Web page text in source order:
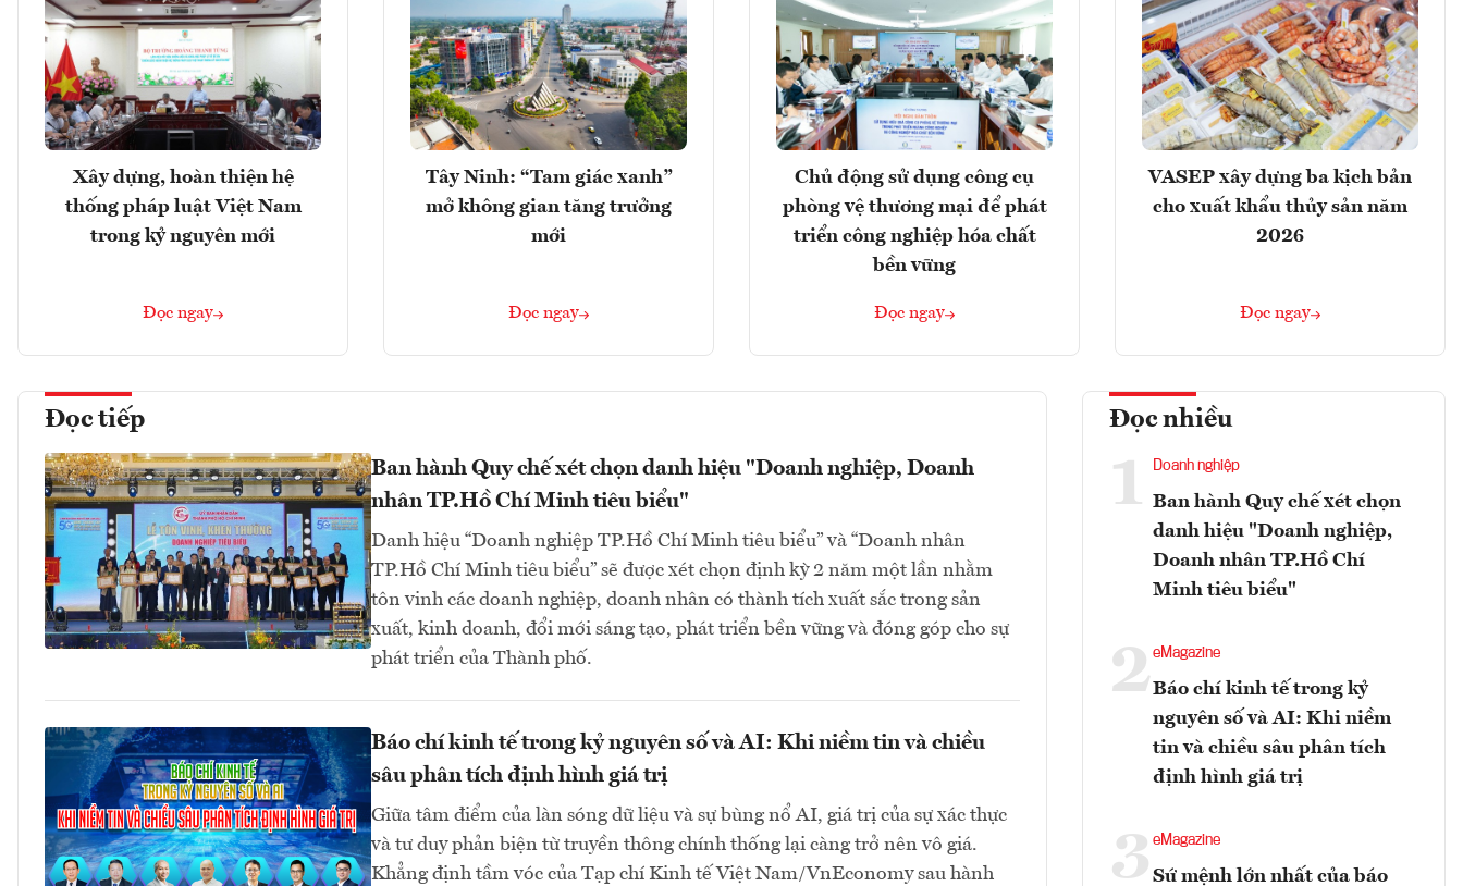
Xây dựng, hoàn thiện hệ
thống pháp luật Việt Nam
trong kỷ nguyên mới
Đọc ngay
Tây Ninh: “Tam giác xanh”
mở không gian tăng trưởng
mới
Đọc ngay
Chủ động sử dụng công cụ
phòng vệ thương mại để phát
triển công nghiệp hóa chất
bền vững
Đọc ngay
VASEP xây dựng ba kịch bản
cho xuất khẩu thủy sản năm
2026
Đọc ngay
Đọc tiếp
Ban hành Quy chế xét chọn danh hiệu "Doanh nghiệp, Doanh
nhân TP.Hồ Chí Minh tiêu biểu"
Danh hiệu “Doanh nghiệp TP.Hồ Chí Minh tiêu biểu” và “Doanh nhân
TP.Hồ Chí Minh tiêu biểu” sẽ được xét chọn định kỳ 2 năm một lần nhằm
tôn vinh các doanh nghiệp, doanh nhân có thành tích xuất sắc trong sản
xuất, kinh doanh, đổi mới sáng tạo, phát triển bền vững và đóng góp cho sự
phát triển của Thành phố.
Báo chí kinh tế trong kỷ nguyên số và AI: Khi niềm tin và chiều
sâu phân tích định hình giá trị
Giữa tâm điểm của làn sóng dữ liệu và sự bùng nổ AI, giá trị của sự xác thực
và tư duy phản biện từ truyền thông chính thống lại càng trở nên vô giá.
Khẳng định tầm vóc của Tạp chí Kinh tế Việt Nam/VnEconomy sau hành
Đọc nhiều
1 Doanh nghiệp
Ban hành Quy chế xét chọn
danh hiệu "Doanh nghiệp,
Doanh nhân TP.Hồ Chí
Minh tiêu biểu"
2eMagazine
Báo chí kinh tế trong kỷ
nguyên số và AI: Khi niềm
tin và chiều sâu phân tích
định hình giá trị
3 eMagazine
Sứ mệnh lớn nhất của báo